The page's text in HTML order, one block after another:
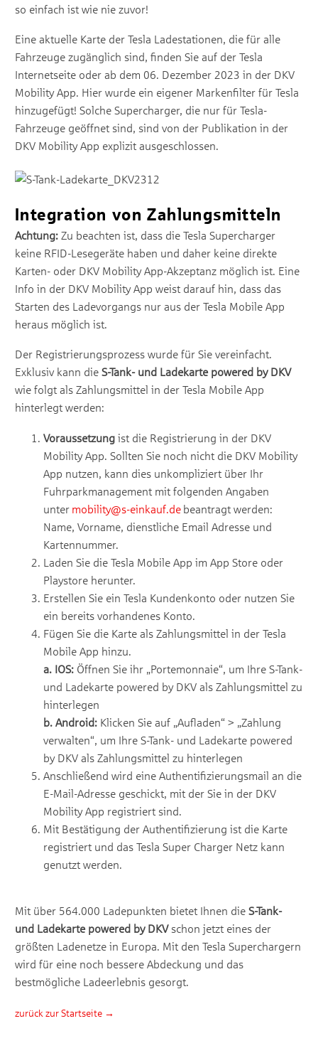
so einfach ist wie nie zuvor!
Eine aktuelle Karte der Tesla Ladestationen, die für alle
Fahrzeuge zugänglich sind, finden Sie auf der Tesla
Internetseite oder ab dem 06. Dezember 2023 in der DKV
Mobility App. Hier wurde ein eigener Markenfilter für Tesla
hinzugefügt! Solche Supercharger, die nur für Tesla-
Fahrzeuge geöffnet sind, sind von der Publikation in der
DKV Mobility App explizit ausgeschlossen.
Integration von Zahlungsmitteln
Achtung: Zu beachten ist, dass die Tesla Supercharger
keine RFID-Lesegeräte haben und daher keine direkte
Karten- oder DKV Mobility App-Akzeptanz möglich ist. Eine
Info in der DKV Mobility App weist darauf hin, dass das
Starten des Ladevorgangs nur aus der Tesla Mobile App
heraus möglich ist.
Der Registrierungsprozess wurde für Sie vereinfacht.
Exklusiv kann die S-Tank- und Ladekarte powered by DKV
wie folgt als Zahlungsmittel in der Tesla Mobile App
hinterlegt werden:
Voraussetzung ist die Registrierung in der DKV
Mobility App. Sollten Sie noch nicht die DKV Mobility
App nutzen, kann dies unkompliziert über Ihr
Fuhrparkmanagement mit folgenden Angaben
unter mobility@s-einkauf.de beantragt werden:
Name, Vorname, dienstliche Email Adresse und
Kartennummer.
Laden Sie die Tesla Mobile App im App Store oder
Playstore herunter.
Erstellen Sie ein Tesla Kundenkonto oder nutzen Sie
ein bereits vorhandenes Konto.
Fügen Sie die Karte als Zahlungsmittel in der Tesla
Mobile App hinzu.
a. IOS: Öffnen Sie ihr „Portemonnaie“, um Ihre S-Tank-
und Ladekarte powered by DKV als Zahlungsmittel zu
hinterlegen
b. Android: Klicken Sie auf „Aufladen“ > „Zahlung
verwalten“, um Ihre S-Tank- und Ladekarte powered
by DKV als Zahlungsmittel zu hinterlegen
Anschließend wird eine Authentifizierungsmail an die
E-Mail-Adresse geschickt, mit der Sie in der DKV
Mobility App registriert sind.
Mit Bestätigung der Authentifizierung ist die Karte
registriert und das Tesla Super Charger Netz kann
genutzt werden.
Mit über 564.000 Ladepunkten bietet Ihnen die S-Tank-
und Ladekarte powered by DKV schon jetzt eines der
größten Ladenetze in Europa. Mit den Tesla Superchargern
wird für eine noch bessere Abdeckung und das
bestmögliche Ladeerlebnis gesorgt.
zurück zur Startseite →